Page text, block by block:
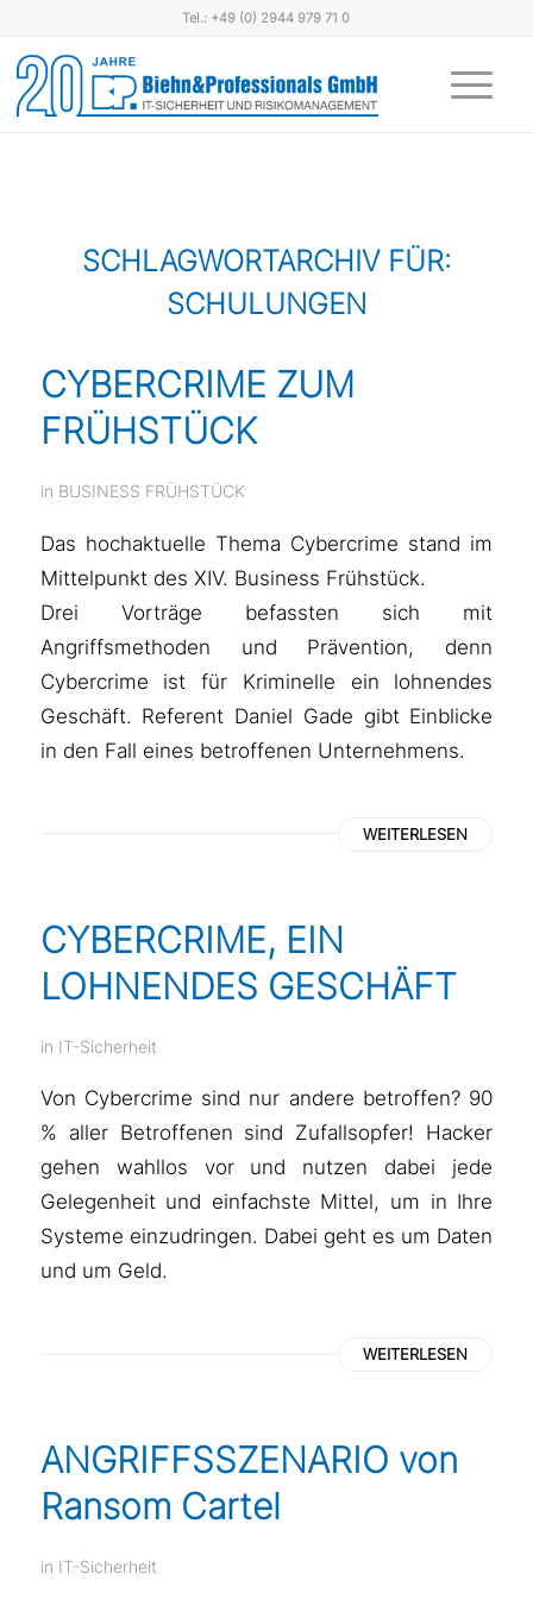
Tel.: +49 (0) 2944 979 71 0
SCHLAGWORTARCHIV FÜR:
SCHULUNGEN
CYBERCRIME ZUM
FRÜHSTÜCK
in BUSINESS FRÜHSTÜCK
Das hochaktuelle Thema Cybercrime stand im
Mittelpunkt des XIV. Business Frühstück.
Drei Vorträge befassten sich mit
Angriffsmethoden und Prävention, denn
Cybercrime ist für Kriminelle ein lohnendes
Geschäft. Referent Daniel Gade gibt Einblicke
in den Fall eines betroffenen Unternehmens.
WEITERLESEN
CYBERCRIME, EIN
LOHNENDES GESCHÄFT
in IT-Sicherheit
Von Cybercrime sind nur andere betroffen? 90
% aller Betroffenen sind Zufallsopfer! Hacker
gehen wahllos vor und nutzen dabei jede
Gelegenheit und einfachste Mittel, um in Ihre
Systeme einzudringen. Dabei geht es um Daten
und um Geld.
WEITERLESEN
ANGRIFFSSZENARIO von
Ransom Cartel
in IT-Sicherheit